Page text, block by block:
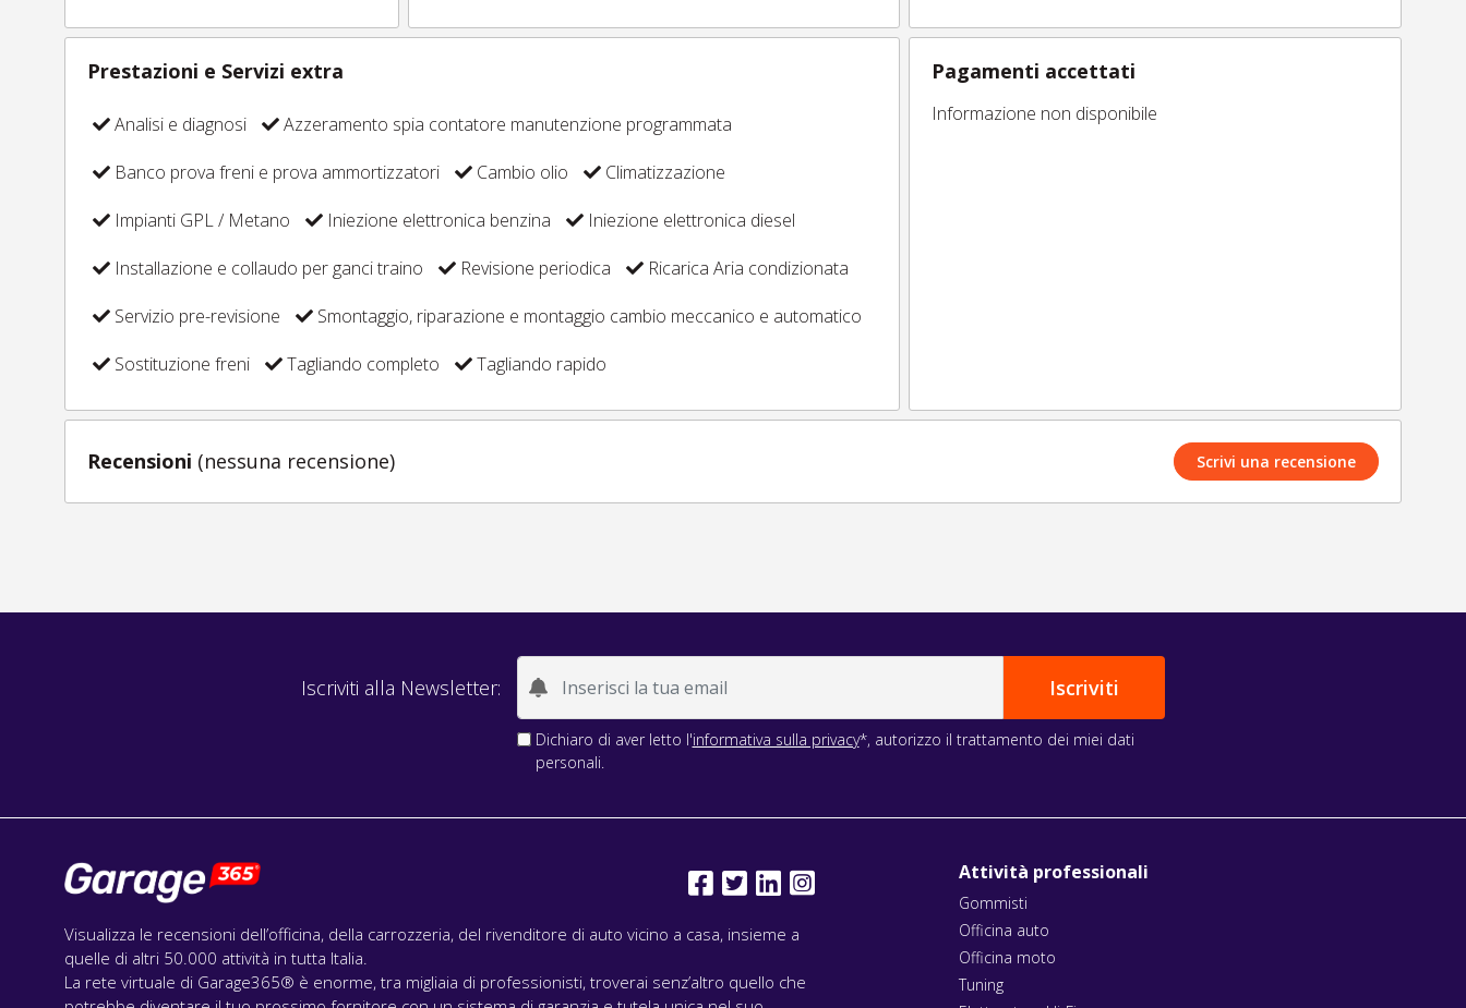
Prestazioni e Servizi extra
Analisi e diagnosi
Azzeramento spia contatore manutenzione programmata
Banco prova freni e prova ammortizzatori
Cambio olio
Climatizzazione
Impianti GPL / Metano
Iniezione elettronica benzina
Iniezione elettronica diesel
Installazione e collaudo per ganci traino
Revisione periodica
Ricarica Aria condizionata
Servizio pre-revisione
Smontaggio, riparazione e montaggio cambio meccanico e automatico
Sostituzione freni
Tagliando completo Tagliando rapido
Pagamenti accettati
Informazione non disponibile
Recensioni (nessuna recensione) Scrivi una recensione
Iscriviti alla Newsletter:
Dichiaro di aver letto l'informativa sulla privacy*, autorizzo il trattamento dei miei dati
personali.
Visualizza le recensioni dell’officina, della carrozzeria, del rivenditore di auto vicino a casa, insieme a
quelle di altri 50.000 attività in tutta Italia.
La rete virtuale di Garage365® è enorme, tra migliaia di professionisti, troverai senz’altro quello che
Attività professionali
Gommisti
Officina auto
Officina moto
Tuning